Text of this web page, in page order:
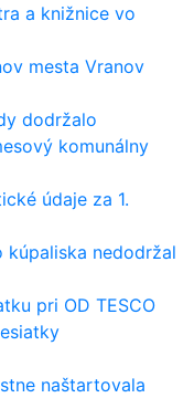
a knižnice vo
mesta Vranov
dodržalo
komunálny
údaje za 1.
kúpaliska nedodržal
pri OD TESCO
naštartovala